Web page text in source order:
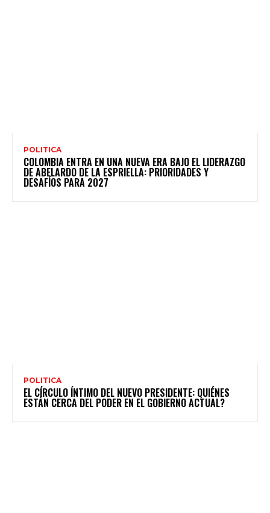
POLITICA
COLOMBIA ENTRA EN UNA NUEVA ERA BAJO EL LIDERAZGO
DE ABELARDO DE LA ESPRIELLA: PRIORIDADES Y
DESAFÍOS PARA 2027
POLITICA
EL CÍRCULO ÍNTIMO DEL NUEVO PRESIDENTE: QUIÉNES
ESTÁN CERCA DEL PODER EN EL GOBIERNO ACTUAL?